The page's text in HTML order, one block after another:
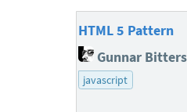
HTML 5 Pattern
Gunnar
javascript